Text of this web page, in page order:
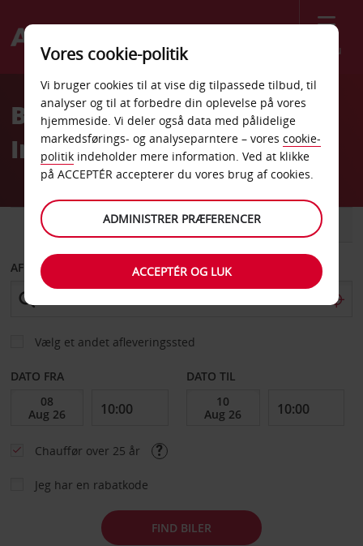
Menu
Welcome
AvisBilleje Tirana
Internationale Lufthavn
VAREVOGN
AFHENT FRA
Vælg et andet afleveringssted
DATO FRA DATO TIL
Chauffør over 25 år
Jeg har en rabatkode
FIND BILER
Vores cookie-politik
Vi bruger cookies til at vise dig tilpassede tilbud, til
analyser og til at forbedre din oplevelse på vores
hjemmeside. Vi deler også data med pålidelige
markedsførings- og analyseparntere – vores cookie-
politik indeholder mere information. Ved at klikke
på ACCEPTÉR accepterer du vores brug af cookies.
ADMINISTRER PRÆFERENCER
ACCEPTÉR OG LUK